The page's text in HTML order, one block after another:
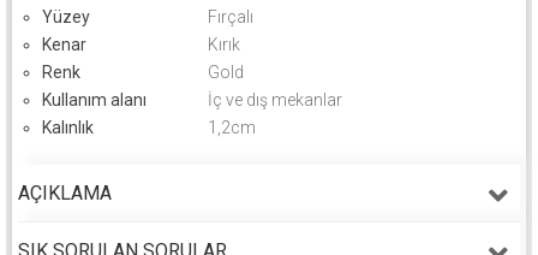
Yüzey
Fırçalı
Kenar
Kırık
Renk
Gold
Kullanım alanı
İç ve dış mekanlar
Kalınlık
1,2cm
AÇIKLAMA